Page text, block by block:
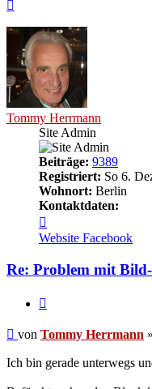
Tommy Herrmann
Site Admin
Beiträge: 9389
Registriert: So 6.
Wohnort: Berlin
Kontaktdaten:
von
Tommy
Herrmann
Website Facebook
Re: Problem mit
Ungelesener
von Tommy Herrmann »
Ich bin gerade unterwegs